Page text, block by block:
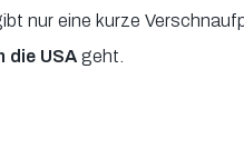
nur eine kurze
die USAgeht.